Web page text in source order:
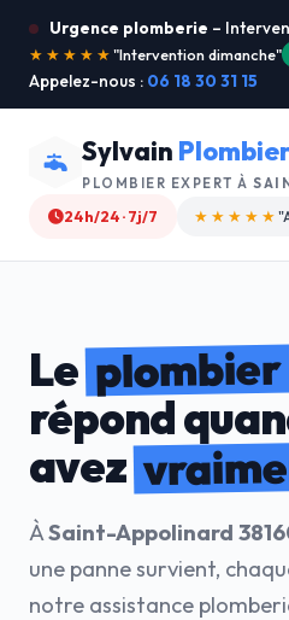
Urgence plomberie –
★★★★★"Je recommande !" 4.9/5
Appelez-nous : 06 18 30 31 15
Sylvain
PLOMBIER EXPERT À
24h/24 · 7j/7 ★★★★☆
Leplombier
répond
avez
ÀSaint-Appolinard
une panne survient,
notre assistance